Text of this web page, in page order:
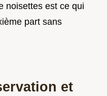
noisettes est ce qui
part sans
et